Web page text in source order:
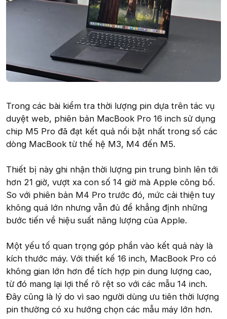
Trong các bài kiểm tra thời lượng pin dựa trên tác vụ
duyệt web, phiên bản MacBook Pro 16 inch sử dụng
chip M5 Pro đã đạt kết quả nổi bật nhất trong số các
dòng MacBook từ thế hệ M3, M4 đến M5.
Thiết bị này ghi nhận thời lượng pin trung bình lên tới
hơn 21 giờ, vượt xa con số 14 giờ mà Apple công bố.
So với phiên bản M4 Pro trước đó, mức cải thiện tuy
không quá lớn nhưng vẫn đủ để khẳng định những
bước tiến về hiệu suất năng lượng của Apple.
Một yếu tố quan trọng góp phần vào kết quả này là
kích thước máy. Với thiết kế 16 inch, MacBook Pro có
không gian lớn hơn để tích hợp pin dung lượng cao,
từ đó mang lại lợi thế rõ rệt so với các mẫu 14 inch.
Đây cũng là lý do vì sao người dùng ưu tiên thời lượng
pin thường có xu hướng chọn các mẫu máy lớn hơn.